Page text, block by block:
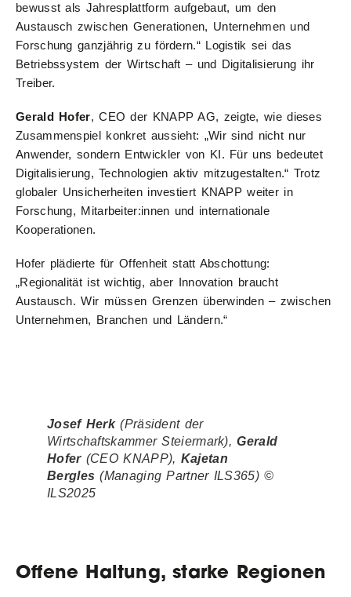
bewusst als Jahresplattform aufgebaut, um den
Austausch zwischen Generationen, Unternehmen und
Forschung ganzjährig zu fördern.“ Logistik sei das
Betriebssystem der Wirtschaft – und Digitalisierung ihr
Treiber.
Gerald Hofer, CEO der KNAPP AG, zeigte, wie dieses
Zusammenspiel konkret aussieht: „Wir sind nicht nur
Anwender, sondern Entwickler von KI. Für uns bedeutet
Digitalisierung, Technologien aktiv mitzugestalten.“ Trotz
globaler Unsicherheiten investiert KNAPP weiter in
Forschung, Mitarbeiter:innen und internationale
Kooperationen.
Hofer plädierte für Offenheit statt Abschottung:
„Regionalität ist wichtig, aber Innovation braucht
Austausch. Wir müssen Grenzen überwinden – zwischen
Unternehmen, Branchen und Ländern.“
Josef Herk (Präsident der
Wirtschaftskammer Steiermark),Gerald
Hofer (CEO KNAPP), Kajetan
Bergles (Managing Partner ILS365)©
ILS2025
Offene Haltung, starke Regionen